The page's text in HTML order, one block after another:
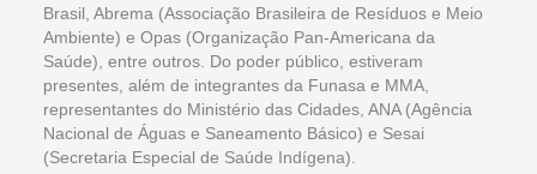
Brasil, Abrema (Associação Brasileira de Resíduos e Meio
Ambiente) e Opas (Organização Pan-Americana da
Saúde), entre outros. Do poder público, estiveram
presentes, além de integrantes da Funasa e MMA,
representantes do Ministério das Cidades, ANA (Agência
Nacional de Águas e Saneamento Básico) e Sesai
(Secretaria Especial de Saúde Indígena).